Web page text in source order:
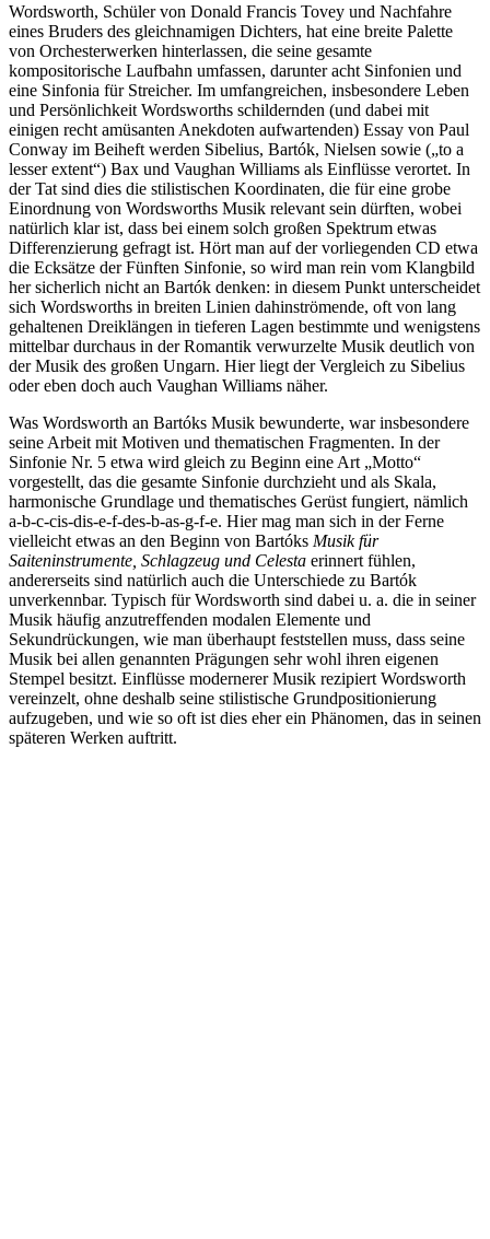
Wordsworth, Schüler von Donald Francis Tovey und Nachfahre
eines Bruders des gleichnamigen Dichters, hat eine breite Palette
von Orchesterwerken hinterlassen, die seine gesamte
kompositorische Laufbahn umfassen, darunter acht Sinfonien und
eine Sinfonia für Streicher. Im umfangreichen, insbesondere Leben
und Persönlichkeit Wordsworths schildernden (und dabei mit
einigen recht amüsanten Anekdoten aufwartenden) Essay von Paul
Conway im Beiheft werden Sibelius, Bartók, Nielsen sowie („to a
lesser extent“) Bax und Vaughan Williams als Einflüsse verortet. In
der Tat sind dies die stilistischen Koordinaten, die für eine grobe
Einordnung von Wordsworths Musik relevant sein dürften, wobei
natürlich klar ist, dass bei einem solch großen Spektrum etwas
Differenzierung gefragt ist. Hört man auf der vorliegenden CD etwa
die Ecksätze der Fünften Sinfonie, so wird man rein vom Klangbild
her sicherlich nicht an Bartók denken: in diesem Punkt unterscheidet
sich Wordsworths in breiten Linien dahinströmende, oft von lang
gehaltenen Dreiklängen in tieferen Lagen bestimmte und wenigstens
mittelbar durchaus in der Romantik verwurzelte Musik deutlich von
der Musik des großen Ungarn. Hier liegt der Vergleich zu Sibelius
oder eben doch auch Vaughan Williams näher.
Was Wordsworth an Bartóks Musik bewunderte, war insbesondere
seine Arbeit mit Motiven und thematischen Fragmenten. In der
Sinfonie Nr. 5 etwa wird gleich zu Beginn eine Art „Motto“
vorgestellt, das die gesamte Sinfonie durchzieht und als Skala,
harmonische Grundlage und thematisches Gerüst fungiert, nämlich
a-b-c-cis-dis-e-f-des-b-as-g-f-e. Hier mag man sich in der Ferne
vielleicht etwas an den Beginn von Bartóks Musik für
Saiteninstrumente, Schlagzeug und Celesta erinnert fühlen,
andererseits sind natürlich auch die Unterschiede zu Bartók
unverkennbar. Typisch für Wordsworth sind dabei u. a. die in seiner
Musik häufig anzutreffenden modalen Elemente und
Sekundrückungen, wie man überhaupt feststellen muss, dass seine
Musik bei allen genannten Prägungen sehr wohl ihren eigenen
Stempel besitzt. Einflüsse modernerer Musik rezipiert Wordsworth
vereinzelt, ohne deshalb seine stilistische Grundpositionierung
aufzugeben, und wie so oft ist dies eher ein Phänomen, das in seinen
späteren Werken auftritt.